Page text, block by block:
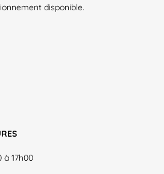
disponible.
à 17h00